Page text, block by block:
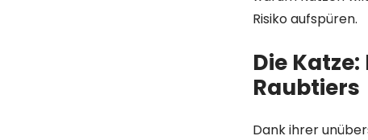
Risiko aufspüren.
Die
Raubtiers
Dank ihrer